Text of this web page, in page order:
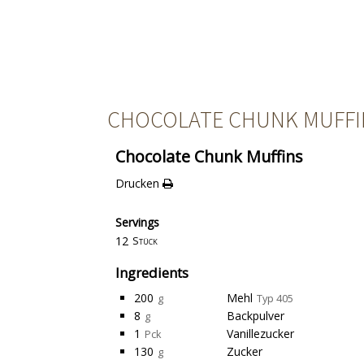
CHOCOLATE CHUNK
Chocolate Chunk Muffins
Drucken
Servings
12 Stück
Ingredients
200 g Mehl Typ 405
8 g
Backpulver
1 Pck
Vanillezucker
130 g
Zucker